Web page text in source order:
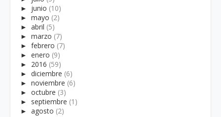
► junio (10)
► mayo (2)
► abril (5)
► marzo (7)
► febrero (7)
► enero (9)
► 2016 (59)
► diciembre (6)
► noviembre (6)
► octubre (3)
► septiembre (1)
► agosto (2)